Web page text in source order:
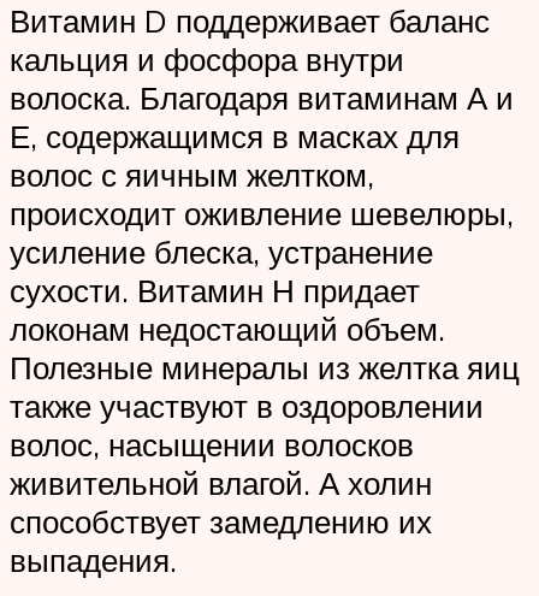
Витамин D поддерживает баланс
кальция и фосфора внутри
волоска. Благодаря витаминам А и
Е, содержащимся в масках для
волос с яичным желтком,
происходит оживление шевелюры,
усиление блеска, устранение
сухости. Витамин Н придает
локонам недостающий объем.
Полезные минералы из желтка яиц
также участвуют в оздоровлении
волос, насыщении волосков
живительной влагой. А холин
способствует замедлению их
выпадения.